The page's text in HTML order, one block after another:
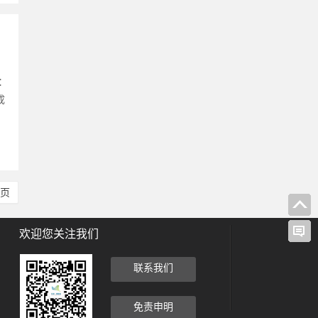
欢迎您关注我们
联系我们
免责申明